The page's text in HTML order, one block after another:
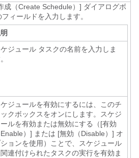
成（Create Schedule）] ダイアログボ
ィールドを入力します。
ケジュール タスクの名前を入力しま
ケジュールを有効にするには、このチ
ックボックスをオンにします。スケジ
ールを有効または無効にする（[有効
Enable）] または [無効（Disable）] オ
ョンを使用）ことで、スケジュール
連付けられたタスクの実行を有効ま